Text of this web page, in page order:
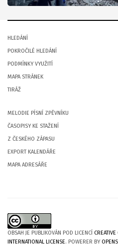
HLEDÁNÍ
POKROČILÉ HLEDÁNÍ
PODMÍNKY VYUŽITÍ
MAPA STRÁNEK
TIRÁŽ
MELODIE PÍSNÍ ZPĚVNÍKU
ČASOPISY KE STAŽENÍ
Z ČESKÉHO ZÁPASU
EXPORT KALENDÁŘE
MAPA ADRESÁŘE
OBSAH JE PUBLIKOVÁN POD LICENCÍ
INTERNATIONAL LICENSE. POWERER BY